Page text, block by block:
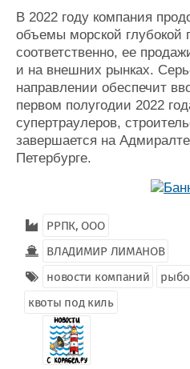
В 2022 году компания
объемы морской глубокой
соответственно, ее
и на внешних рынках.
направлении обеспечит
первом полугодии 2022
супертраулеров,
завершается на
Петербурге.
РРПК, ООО
ВЛАДИМИР ЛИМАНОВ
новости компаний
квоты под киль